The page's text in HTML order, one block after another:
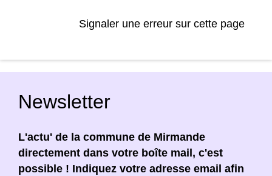
Signaler une erreur sur cette page
Newsletter
L'actu' de la commune de Mirmande
directement dans votre boîte mail, c'est
possible ! Indiquez votre adresse email afin